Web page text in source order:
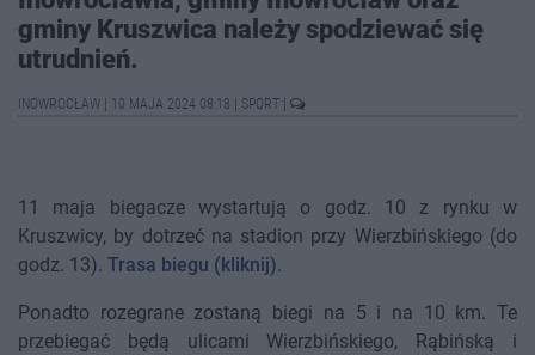
gminy Kruszwica należy spodziewać się
utrudnień.
INOWROCŁAW 10 MAJA 2024 08:18 SPORT
11 maja biegacze wystartują o godz. 10 z rynku w
Kruszwicy, by dotrzeć na stadion przy Wierzbińskiego (do
godz. 13). Trasa biegu (kliknij).
Ponadto rozegrane zostaną biegi na 5 i na 10 km. Te
przebiegać będą ulicami Wierzbińskiego, Rąbińską i